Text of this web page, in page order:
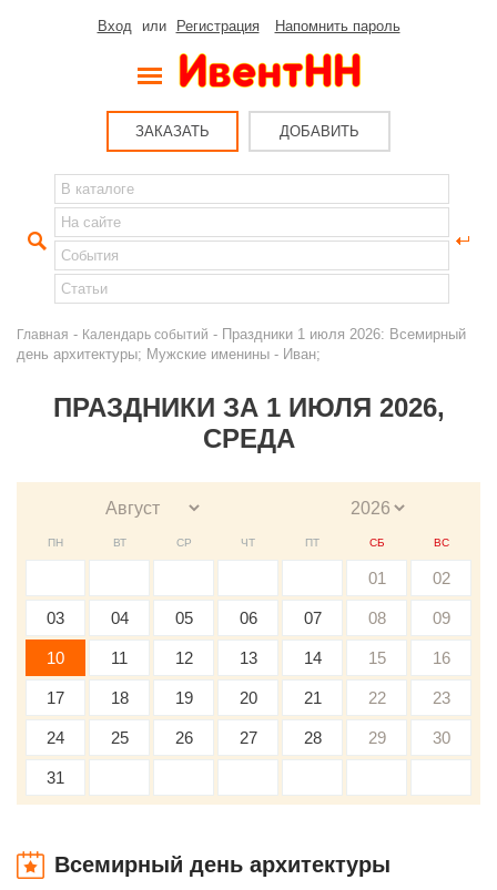
Вход или Регистрация Напомнить пароль
ЗАКАЗАТЬ ДОБАВИТЬ
Главная - Календарь событий - Праздники 1 июля 2026: Всемирный
день архитектуры; Мужские именины - Иван;
ПРАЗДНИКИ ЗА 1 ИЮЛЯ 2026,
СРЕДА
ПН ВТ СР ЧТ ПТ СБ ВС
01 02
03 04 05 06 07 08 09
10 11 12 13 14 15 16
17 18 19 20 21 22 23
24 25 26 27 28 29 30
31
Всемирный день архитектуры